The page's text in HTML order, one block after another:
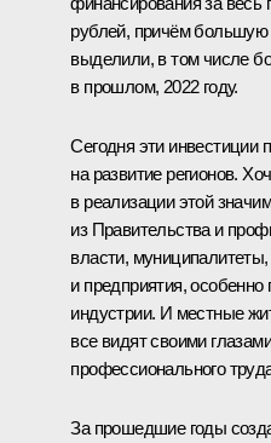
рублей, причём большую
выделили, в том числе
в прошлом, 2022 году.
Сегодня эти инвестиции
на развитие регионов.
в реализации этой
из Правительства и
власти,
и предприятия,
индустрии. И местные
все видят своими
профессионального
За прошедшие годы